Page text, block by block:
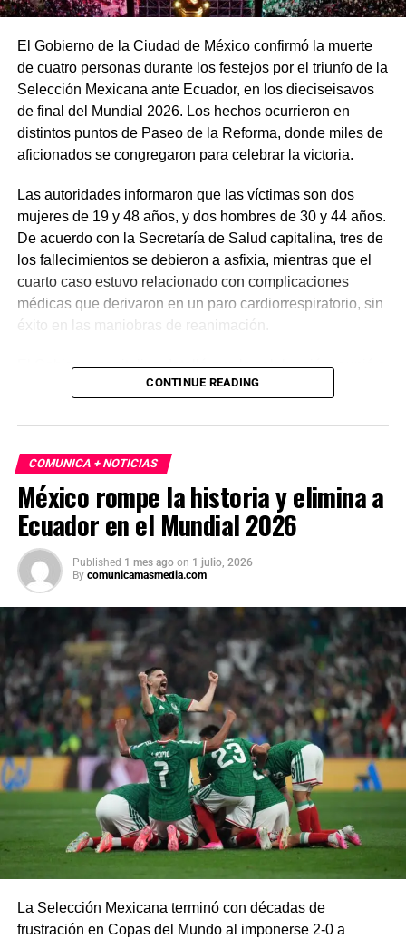
El Gobierno de la Ciudad de México confirmó la muerte
de cuatro personas durante los festejos por el triunfo de la
Selección Mexicana ante Ecuador, en los dieciseisavos
de final del Mundial 2026. Los hechos ocurrieron en
distintos puntos de Paseo de la Reforma, donde miles de
aficionados se congregaron para celebrar la victoria.
Las autoridades informaron que las víctimas son dos
mujeres de 19 y 48 años, y dos hombres de 30 y 44 años.
De acuerdo con la Secretaría de Salud capitalina, tres de
los fallecimientos se debieron a asfixia, mientras que el
cuarto caso estuvo relacionado con complicaciones
médicas que derivaron en un paro cardiorrespiratorio, sin
éxito en las maniobras de reanimación.
El Gobierno capitalino detalló que la celebración reunió a
cerca de 1.4 millones de personas, convirtiéndose en la
las autoridades hicieron un llamado a la población a vivir
el Mundial 2026 con responsabilidad y priorizar la
seguridad en eventos masivos.
CONTINUE READING
COMUNICA + NOTICIAS
México rompe la historia y elimina a
Ecuador en el Mundial 2026
Published 1 mes ago on 1 julio, 2026
By comunicamasmedia.com
La Selección Mexicana terminó con décadas de
frustración en Copas del Mundo al imponerse 2-0 a